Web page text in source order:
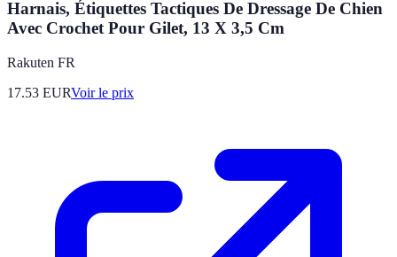
Harnais, Étiquettes Tactiques De Dressage De Chien
Avec Crochet Pour Gilet, 13 X 3,5 Cm
Rakuten FR
17.53 EURVoir le prix